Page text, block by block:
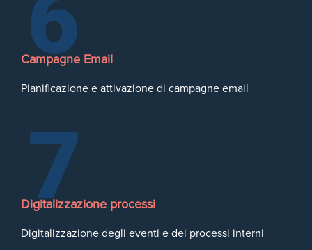
Campagne Email
Pianificazione e attivazione di campagne email
Digitalizzazione processi
Digitalizzazione degli eventi e dei processi interni